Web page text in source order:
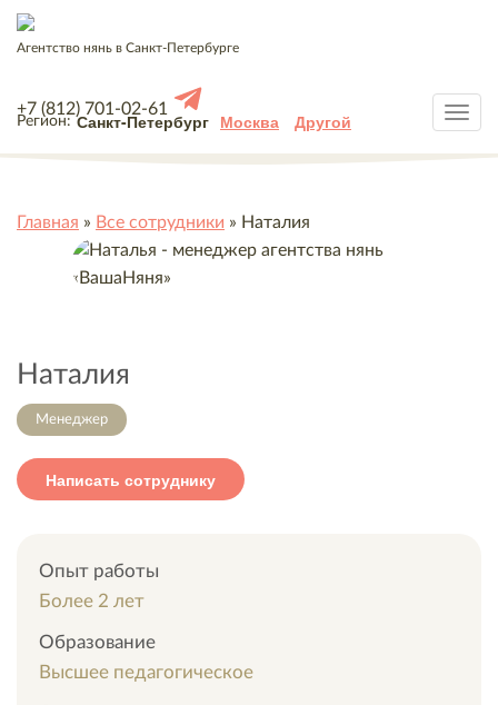
Агентство нянь в Санкт-Петербурге
+7 (812) 701-02-61
Регион: Санкт-Петербург Москва Другой
Главная » Все сотрудники » Наталия
Наталия
Менеджер
Написать сотруднику
Опыт работы
Более 2 лет
Образование
Высшее педагогическое